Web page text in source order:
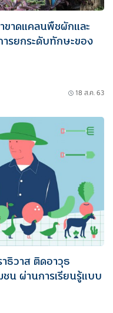
าดแคลนพืชผักและ
รยกระดับทักษะของ
18 ส.ค. 63
ธิวาส ติดอาวุธ
ชน ผ่านการเรียนรู้แบบ